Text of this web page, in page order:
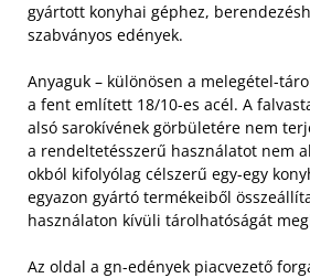
gyártott konyhai géphez,
szabványos edények.
Anyaguk – különösen a melegétel-
a fent említett 18/10-es acél. A
alsó sarokívének görbületére nem
a rendeltetésszerű használatot nem
okból kifolyólag célszerű egy-egy
egyazon gyártó termékeiből
használaton kívüli tárolhatóságát
Az oldal a gn-edények piacvezető